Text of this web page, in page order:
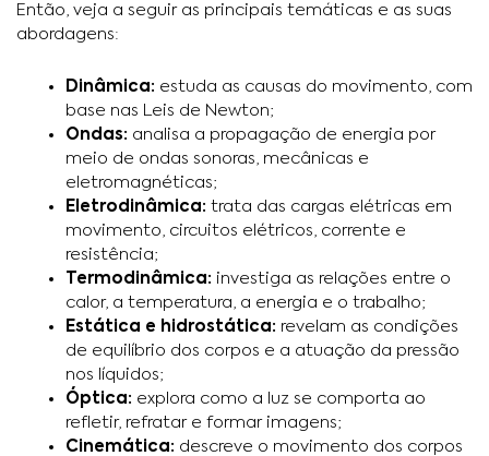
Então, veja a seguir as principais temáticas e as suas
abordagens:
Dinâmica: estuda as causas do movimento, com
base nas Leis de Newton;
Ondas: analisa a propagação de energia por
meio de ondas sonoras, mecânicas e
eletromagnéticas;
Eletrodinâmica: trata das cargas elétricas em
movimento, circuitos elétricos, corrente e
resistência;
Termodinâmica: investiga as relações entre o
calor, a temperatura, a energia e o trabalho;
Estática e hidrostática: revelam as condições
de equilíbrio dos corpos e a atuação da pressão
nos líquidos;
Óptica: explora como a luz se comporta ao
refletir, refratar e formar imagens;
Cinemática: descreve o movimento dos corpos